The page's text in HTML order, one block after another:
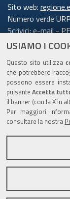
USIAMO I
Questo sito utilizza
che potrebbero
possono essere
pulsanteAccetta
il banner (con la X in
Per maggiori
consultare la nostra
Sito web:
Numero verde
Scrivici:e-mail-
Trasparenza
Note legali e
Privacy e
Gestisci i
Dichiarazione